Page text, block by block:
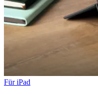
Für iPad